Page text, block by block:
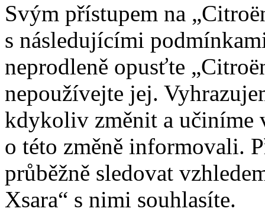
Svým přístupem na
s následujícími
neprodleně opusťte
nepoužívejte jej.
kdykoliv změnit a učiníme
o této změně informovali.
průběžně sledovat
Xsara“ s nimi souhlasíte.